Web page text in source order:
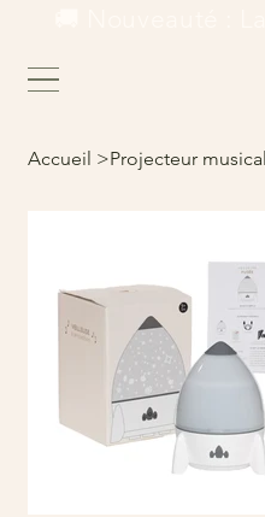
Accueil >Projecteur